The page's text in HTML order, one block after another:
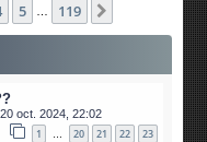
5 119
20 oct. 2024, 22:02
1 … 20 21 22 23